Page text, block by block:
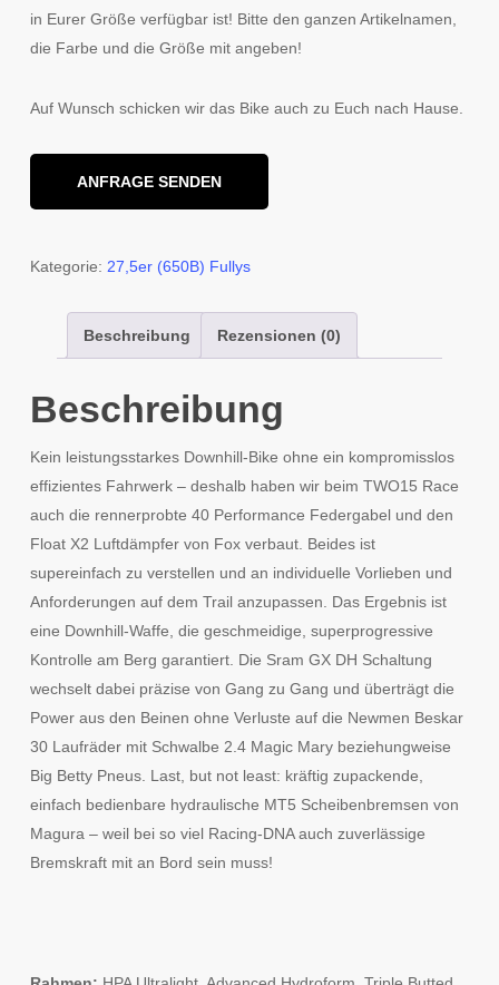
in Eurer Größe verfügbar ist! Bitte den ganzen Artikelnamen,
die Farbe und die Größe mit angeben!
Auf Wunsch schicken wir das Bike auch zu Euch nach Hause.
ANFRAGE SENDEN
Kategorie: 27,5er (650B) Fullys
Beschreibung Rezensionen (0)
Beschreibung
Kein leistungsstarkes Downhill-Bike ohne ein kompromisslos
effizientes Fahrwerk – deshalb haben wir beim TWO15 Race
auch die rennerprobte 40 Performance Federgabel und den
Float X2 Luftdämpfer von Fox verbaut. Beides ist
supereinfach zu verstellen und an individuelle Vorlieben und
Anforderungen auf dem Trail anzupassen. Das Ergebnis ist
eine Downhill-Waffe, die geschmeidige, superprogressive
Kontrolle am Berg garantiert. Die Sram GX DH Schaltung
wechselt dabei präzise von Gang zu Gang und überträgt die
Power aus den Beinen ohne Verluste auf die Newmen Beskar
30 Laufräder mit Schwalbe 2.4 Magic Mary beziehungweise
Big Betty Pneus. Last, but not least: kräftig zupackende,
einfach bedienbare hydraulische MT5 Scheibenbremsen von
Magura – weil bei so viel Racing-DNA auch zuverlässige
Bremskraft mit an Bord sein muss!